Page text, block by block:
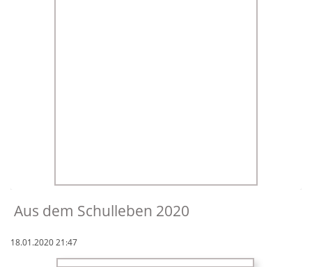
Aus dem Schulleben 2020
18.01.2020 21:47